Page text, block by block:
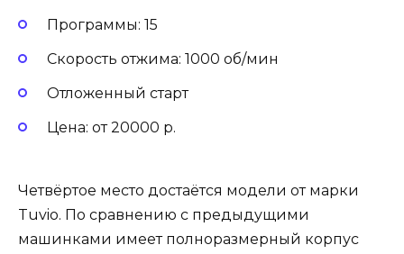
Программы: 15
Скорость отжима: 1000 об/мин
Отложенный старт
Цена: от 20000 р.
Четвёртое место достаётся модели от марки
Tuvio. По сравнению с предыдущими
машинками имеет полноразмерный корпус